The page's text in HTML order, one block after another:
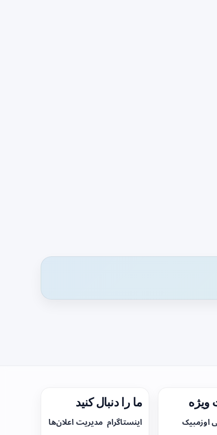
ویژه
اوزمپیک
ما را دنبال کنید
اینستاگرام مدیریت اعلان‌ها